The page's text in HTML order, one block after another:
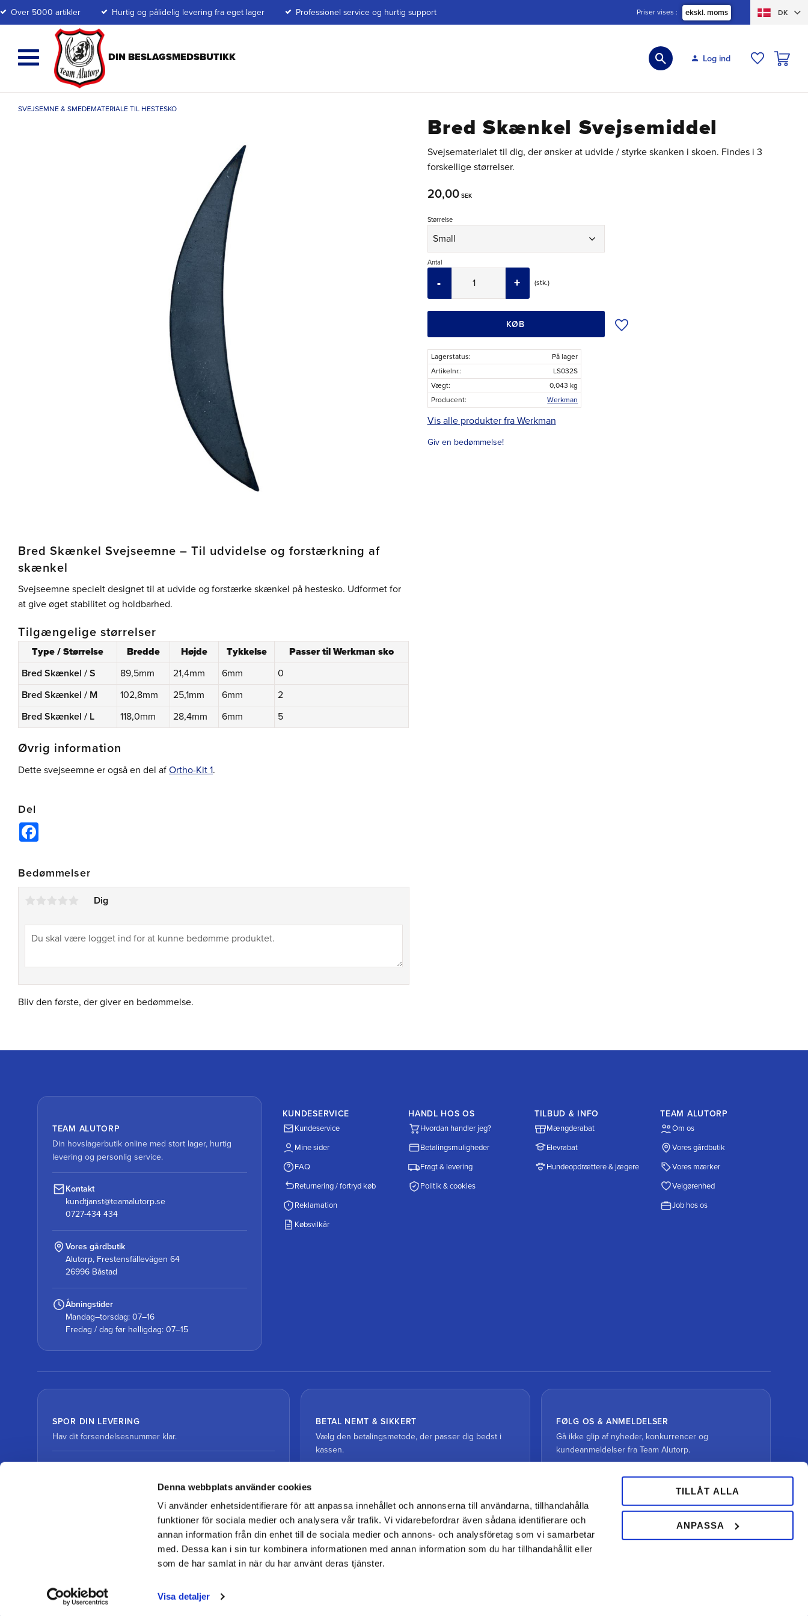
Denna webbplats använder cookies
Vi använder enhetsidentifierare för att anpassa innehållet och annonserna till användarna, tillhandahålla
funktioner för sociala medier och analysera vår trafik. Vi vidarebefordrar även sådana identifierare och
annan information från din enhet till de sociala medier och annons- och analysföretag som vi samarbetar
med. Dessa kan i sin tur kombinera informationen med annan information som du har tillhandahållit eller
som de har samlat in när du har använt deras tjänster.
Visa detaljer
TILLÅT ALLA
ANPASSA
Over 5000 artikler Hurtig og pålidelig levering fra eget lager Professionel service og hurtig support Priser vises ekskl. moms DK
Log ind
SVEJSEMNE & SMEDEMATERIALE TIL HESTESKO
Bred Skænkel Svejsemiddel
Svejsematerialet til dig, der ønsker at udvide / styrke skanken i skoen. Findes i 3
forskellige størrelser.
20,00SEK
Størrelse
Antal
stk.
+
-
KØB Tilføj til ønskeliste
Lagerstatus
På lager
Artikelnr.
LS032S
Vægt
0,043 kg
Producent
Werkman
Vis alle produkter fra Werkman
Giv en bedømmelse!
Bred Skænkel Svejseemne – Til udvidelse og forstærkning af
skænkel
Svejseemne specielt designet til at udvide og forstærke skænkel på hestesko. Udformet for
at give øget stabilitet og holdbarhed.
Tilgængelige størrelser
Type / Størrelse Bredde Højde Tykkelse
Passer til Werkman sko
Bred Skænkel / S
89,5mm 21,4mm 6mm
0
Bred Skænkel / M
102,8mm 25,1mm 6mm
2
Bred Skænkel / L
118,0mm 28,4mm 6mm 5
Øvrig information
Dette svejseemne er også en del af Ortho-Kit 1.
Del
Bedømmelser
Dig
Bliv den første, der giver en bedømmelse.
TEAM ALUTORP
Din hovslagerbutik online med stort lager, hurtig
levering og personlig service.
Kontakt
kundtjanst@teamalutorp.se
0727-434 434
Vores gårdbutik
Alutorp, Frestensfällevägen 64
26996 Båstad
Åbningstider
Mandag–torsdag: 07–16
Fredag / dag før helligdag: 07–15
KUNDESERVICE
Kundeservice
Mine sider
FAQ
Returnering / fortryd køb
Reklamation
Købsvilkår
HANDL HOS OS
Hvordan handler jeg?
Betalingsmuligheder
Fragt & levering
Politik & cookies
TILBUD & INFO
Mængderabat
Elevrabat
Hundeopdrættere & jægere
TEAM ALUTORP
Om os
Vores gårdbutik
Vores mærker
Velgørenhed
Job hos os
SPOR DIN LEVERING
Hav dit forsendelsesnummer klar.
Spor pakke med DSV
BETAL NEMT & SIKKERT
Vælg den betalingsmetode, der passer dig bedst i
kassen.
FØLG OS & ANMELDELSER
Gå ikke glip af nyheder, konkurrencer og
kundeanmeldelser fra Team Alutorp.